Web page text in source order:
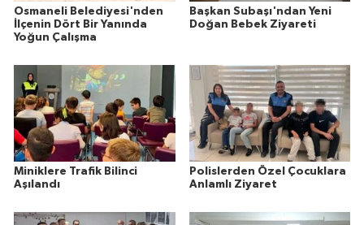
Osmaneli Belediyesi'nden
İlçenin Dört Bir Yanında
Yoğun Çalışma
Başkan Subaşı'ndan Yeni
Doğan Bebek Ziyareti
Miniklere Trafik Bilinci
Aşılandı
Polislerden Özel Çocuklara
Anlamlı Ziyaret